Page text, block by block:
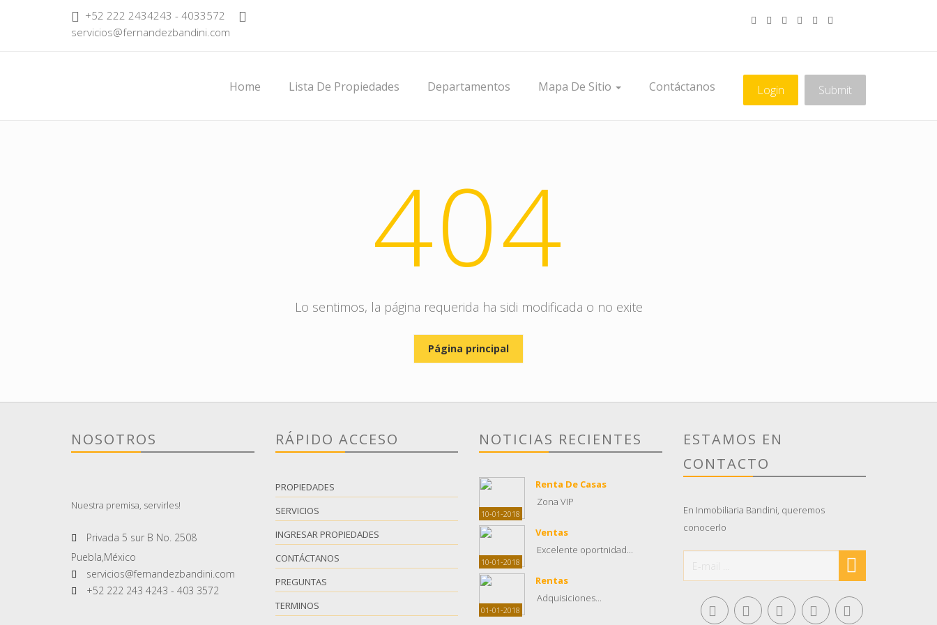
+52 222 2434243 - 4033572
servicios@fernandezbandini.com
Login Submit
Home Lista De Propiedades Departamentos Mapa De Sitio Contáctanos
404
Lo sentimos, la página requerida ha sidi modificada o no exite
Página principal
NOSOTROS
Nuestra premisa, servirles!
Privada 5 sur B No. 2508
Puebla,México
servicios@fernandezbandini.com
+52 222 243 4243 - 403 3572
RÁPIDO ACCESO
PROPIEDADES
SERVICIOS
INGRESAR PROPIEDADES
CONTÁCTANOS
PREGUNTAS
TERMINOS
NOTICIAS RECIENTES
10-01-2018
Renta De Casas
Zona VIP
10-01-2018
Ventas
Excelente oportnidad...
01-01-2018
Rentas
Adquisiciones...
ESTAMOS EN
CONTACTO
En Inmobiliaria Bandini, queremos
conocerlo